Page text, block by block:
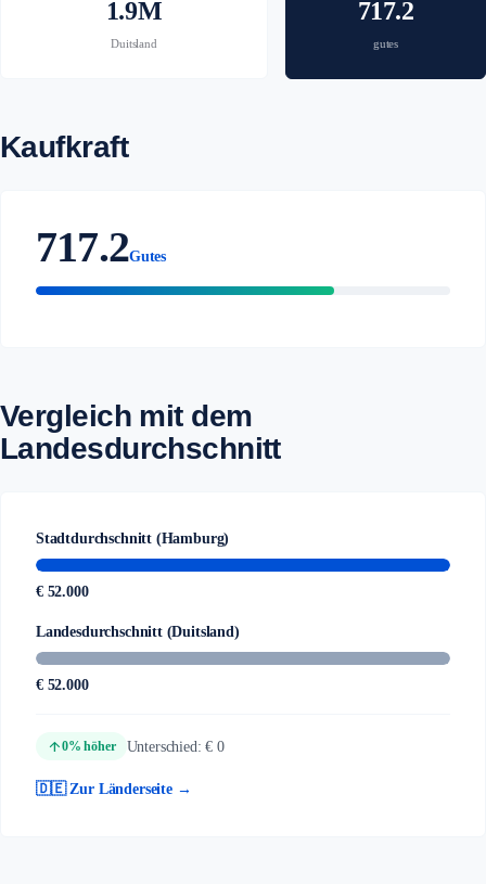
1.9M
Duitsland
717.2
gutes
Kaufkraft
717.2Gutes
Vergleich mit dem
Landesdurchschnitt
Stadtdurchschnitt (Hamburg)
€ 52.000
Landesdurchschnitt (Duitsland)
€ 52.000
arrow_upward0% höher Unterschied: € 0
🇩🇪 Zur Länderseite →